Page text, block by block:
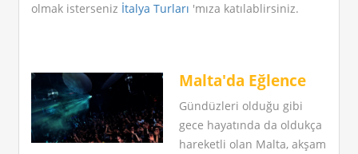
olmak isterseniz İtalya Turları 'mıza katılablirsiniz.
Malta'da Eğlence
Gündüzleri olduğu gibi
gece hayatında da oldukça
hareketli olan Malta, akşam